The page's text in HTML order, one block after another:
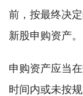
前，按最终决
新股申购资产。
申购资产应当
时间内或未按